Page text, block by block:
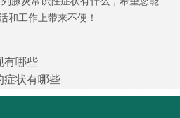
和工作上带来不便！
有哪些
症状有哪些